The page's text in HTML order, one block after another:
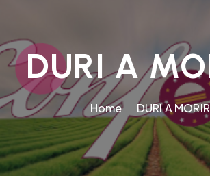
DURI A
Home DURI A